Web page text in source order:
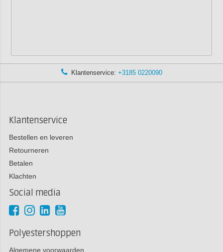
Klantenservice: +3185 0220090
Klantenservice
Bestellen en leveren
Retourneren
Betalen
Klachten
Social media
Polyestershoppen
Algemene voorwaarden